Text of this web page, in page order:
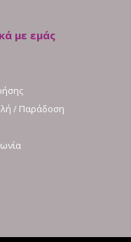
με εμάς
/ Παράδοση